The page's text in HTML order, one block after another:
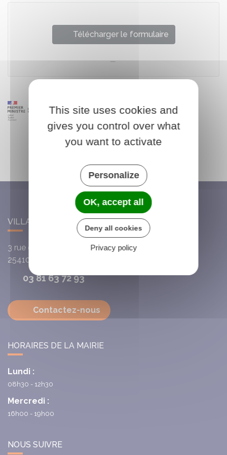
Télécharger le formulaire
VILLARS-SAINT-GEORGES
3 rue de l'Église
25410
03 81 63 72 93
Contactez-nous
HORAIRES DE LA MAIRIE
Lundi :
08h30 - 12h30
Mercredi :
16h00 - 19h00
NOUS SUIVRE
This site uses cookies and
gives you control over what
you want to activate
Personalize
OK, accept all
Deny all cookies
Privacy policy